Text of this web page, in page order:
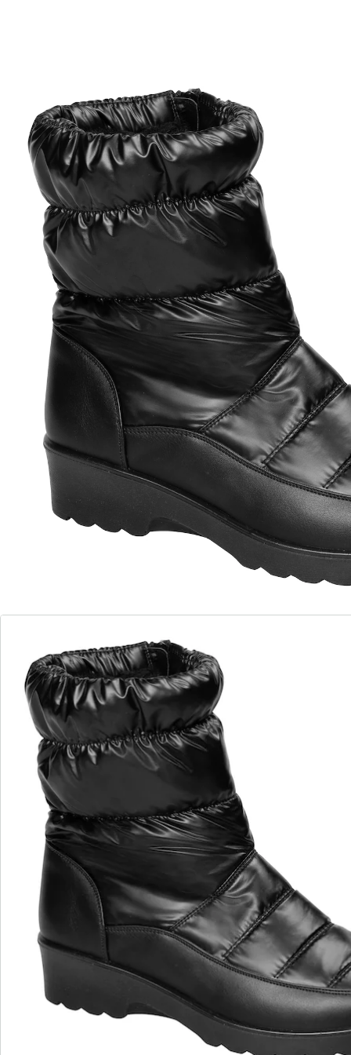
Stuur mij een melding
Momenteel niet leverbaar
Een betrouwbare schoonheid!
met uitklapbare spikes
met comfortabele ritssluiting
Waardevolle extra veiligheid voor ijs en sneeuw: de
geïntegreerde spike in de loopzool van de warm
gevoerde en waterafstotende laars is al naargelang het
weer uit- of inklapbaar. De ritssluiting aan de zijkant
zorgt voor makkelijk aan- en uittrekken, terwijl het
doorgestikte ontwerp een sportief-elegante look heeft.
Details
wonderwalk - lopen als op wolken
Gemakkelijke toegang dankzij elastiek, klittenband
of ritssluiting
Perfecte pasvorm, dankzij standaard en
comfortabele wijdtematen
Uitneembaar voetbed - ideaal voor inlegzolen
Hoogwaardige, lichtgewicht materialen & diverse
designs